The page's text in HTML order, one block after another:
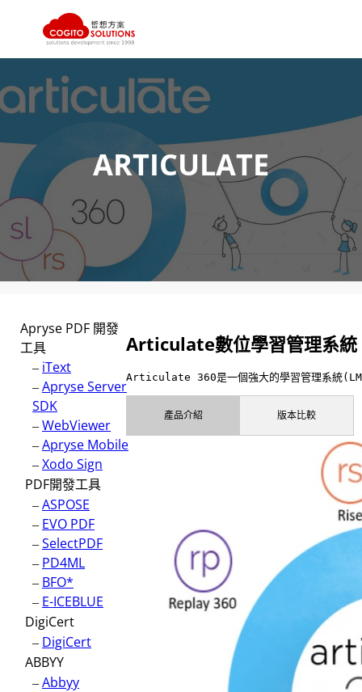
跳
主
要
ARTICULATE
Apryse PDF 開發
工具
– iText
–Apryse Server
SDK
–WebViewer
–Apryse Mobile
–Xodo Sign
PDF開發工具
–ASPOSE
– EVO PDF
–SelectPDF
– PD4ML
– BFO*
– E-ICEBLUE
DigiCert
– DigiCert
ABBYY
–Abbyy
Articulate數位學習管理系統
Articulate 360是一個強大的學習管理系統
產品介紹 版本比較